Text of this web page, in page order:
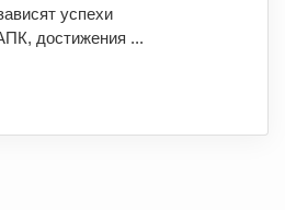
успехи
достижения ...